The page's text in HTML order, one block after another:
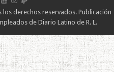
derechos reservados. Publicación
de Diario Latino de R. L.